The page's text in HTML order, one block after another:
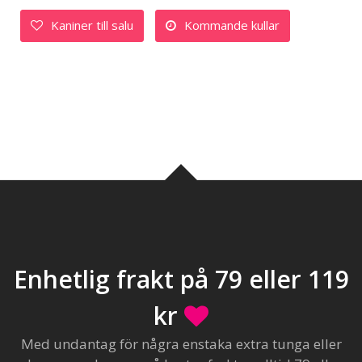
Kaniner till salu Kommande kullar
Enhetlig frakt på 79 eller 119
kr
Med undantag för några enstaka extra tunga eller